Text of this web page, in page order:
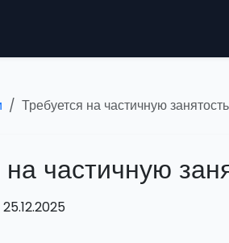
Требуется на частичную занятость
частичную
25.12.2025